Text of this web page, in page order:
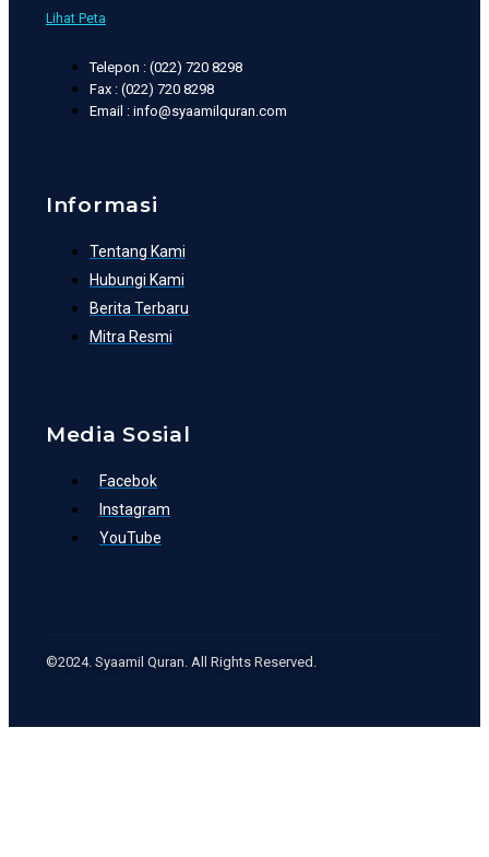
Lihat Peta
Telepon : (022) 720 8298
Fax : (022) 720 8298
Email : info@syaamilquran.com
Informasi
Tentang Kami
Hubungi Kami
Berita Terbaru
Mitra Resmi
Media Sosial
Facebok
Instagram
YouTube
©2024. Syaamil Quran. All Rights Reserved.